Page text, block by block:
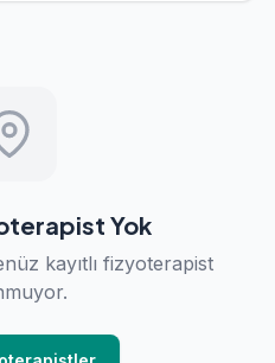
Yok
kayıtlı fizyoterapist